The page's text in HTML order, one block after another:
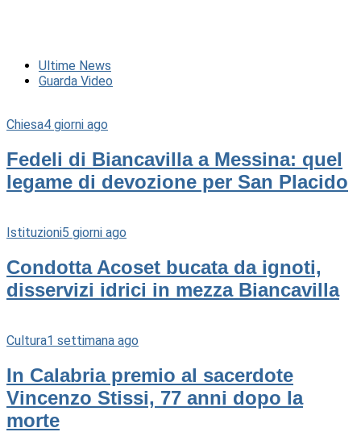
Ultime News
Guarda Video
Chiesa4 giorni ago
Fedeli di Biancavilla a Messina: quel
legame di devozione per San Placido
Istituzioni5 giorni ago
Condotta Acoset bucata da ignoti,
disservizi idrici in mezza Biancavilla
Cultura1 settimana ago
In Calabria premio al sacerdote
Vincenzo Stissi, 77 anni dopo la
morte